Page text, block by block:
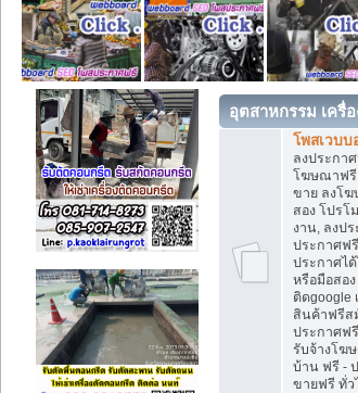
อุตสาหกรรม เครื่
โพสเวบ
ลงประกา
โฆษณาฟรี
ขาย ลงโฆ
สอง โปรโ
งาน, ลงป
ประกาศฟ
ประกาศไ
หรือมือสอ
ติดgoogle
สินค้าฟรีส
ประกาศฟ
รับจ้างโฆ
บ้าน ฟรี -
ขายฟรี ทั่ว